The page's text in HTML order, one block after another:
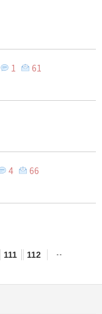
1 61
4 66
111 112